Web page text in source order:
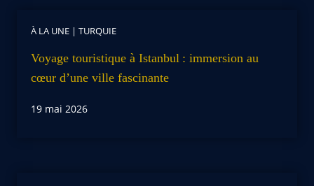
À LA UNE | TURQUIE
Voyage touristique à Istanbul : immersion au
cœur d’une ville fascinante
19 mai 2026